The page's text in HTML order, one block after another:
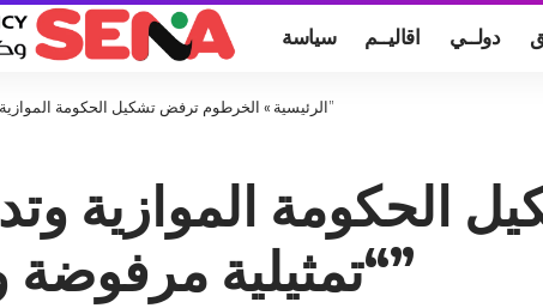
سياسة اقاليــم دولــي
الرئيسية » الخرطوم ترفض تشكيل الحكومة الموازية وتدعو لعزلها دوليًا: “تمثيلية مرفوضة وانتهاك للسيادة”
الموازية
“تمثيلية مرفوضة وانتهاك للسيادة”